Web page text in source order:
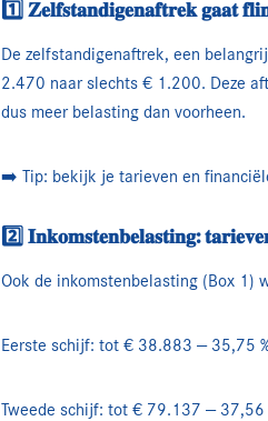
1️⃣ 𝐙𝐞𝐥𝐟𝐬𝐭𝐚𝐧𝐝𝐢𝐠𝐞𝐧𝐚𝐟𝐭𝐫𝐞𝐤 𝐠𝐚𝐚𝐭
De zelfstandigenaftrek, een
2.470 naar slechts € 1.200. Deze
dus meer belasting dan voorheen.
➡️ Tip: bekijk je tarieven en
2️⃣ 𝐈𝐧𝐤𝐨𝐦𝐬𝐭𝐞𝐧𝐛𝐞𝐥𝐚𝐬𝐭𝐢𝐧𝐠:
Ook de inkomstenbelasting (Box 1)
Eerste schijf: tot € 38.883 — 35,75
Tweede schijf: tot € 79.137 — 37,56